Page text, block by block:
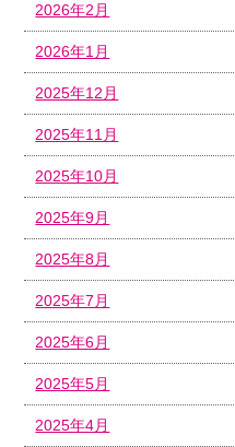
2026年2月
2026年1月
2025年12月
2025年11月
2025年10月
2025年9月
2025年8月
2025年7月
2025年6月
2025年5月
2025年4月